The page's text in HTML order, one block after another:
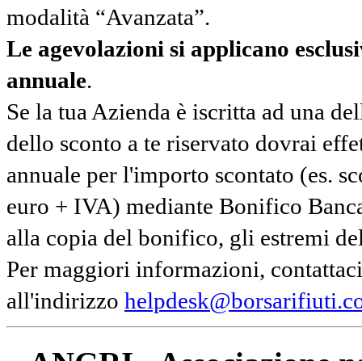
modalità “Avanzata”.
Le agevolazioni si applicano
annuale.
Se la tua Azienda è iscritta ad una
dello sconto a te riservato dovrai
annuale per l'importo scontato (es.
euro + IVA) mediante Bonifico
alla copia del bonifico, gli estremi
Per maggiori informazioni,
all'indirizzo